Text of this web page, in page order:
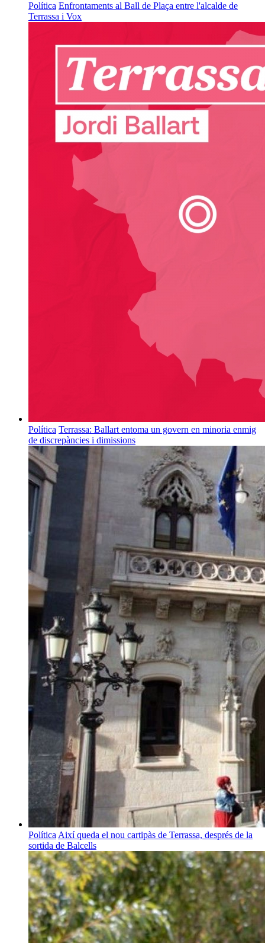
Política Enfrontaments al Ball de Plaça entre l'alcalde de
Terrassa i Vox
Política Terrassa: Ballart entoma un govern en minoria enmig
de discrepàncies i dimissions
Política Així queda el nou cartipàs de Terrassa, després de la
sortida de Balcells